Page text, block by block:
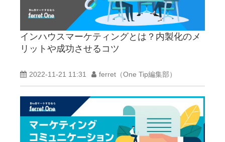
インハウスマーケティングとは？内製化のメ
リットや成功させるコツ
2022-11-21 11:31 ferret（One Tip編集部）